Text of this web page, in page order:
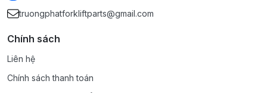
truongphatforkliftparts@gmail.com
Chính sách
Liên hệ
Chính sách thanh toán